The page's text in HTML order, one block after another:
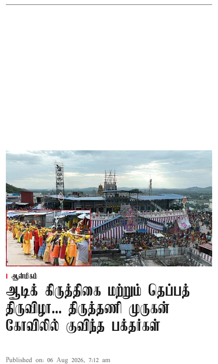
ஆன்மிகம்
ஆடிக் கிருத்திகை மற்றும் தெப்பத்
திருவிழா... திருத்தணி முருகன்
கோவிலில் குவிந்த பக்தர்கள்
Published on: 06 Aug 2026, 7:12 am